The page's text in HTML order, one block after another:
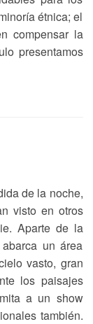
étnica; el
compensar la
presentamos
de la noche,
visto en otros
Aparte de la
un área
vasto, gran
los paisajes
a un show
también.